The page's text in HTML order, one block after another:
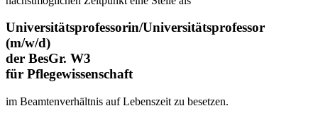
Universitätsprofessorin/Universitätsprofessor
(m/w/d)
der BesGr. W3
für Pflegewissenschaft
im Beamtenverhältnis auf Lebenszeit zu besetzen.